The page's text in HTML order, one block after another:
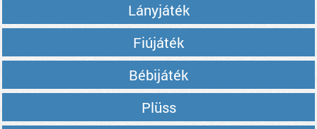
Lányjáték
Fiújáték
Bébijáték
Plüss